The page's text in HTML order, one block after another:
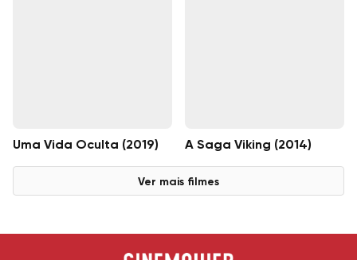
Uma Vida Oculta (2019) A Saga Viking (2014)
Ver mais filmes